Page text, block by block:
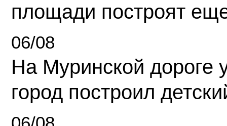
площади построят
06/08
На Муринской дороге
город построил